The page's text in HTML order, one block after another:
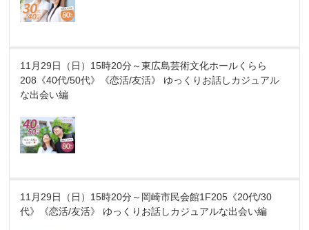
11月29日（日）15時20分～東広島芸術文化ホールくらら
208《40代/50代》《恋活/友活》 ゆっくりお話しカジュアル
な出会い編
11月29日（日）15時20分～岡崎市民会館1F205《20代/30
代》《恋活/友活》 ゆっくりお話しカジュアルな出会い編